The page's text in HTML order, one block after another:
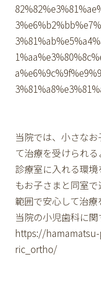
当院では、小さな
て治療を受けられ
診療室に入れる環
もお子さまと同室
範囲で安心して治療
当院の小児歯科に
https://
ric_ortho/